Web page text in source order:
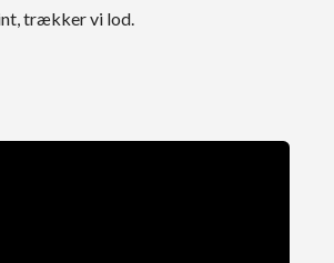
trækker vi lod.